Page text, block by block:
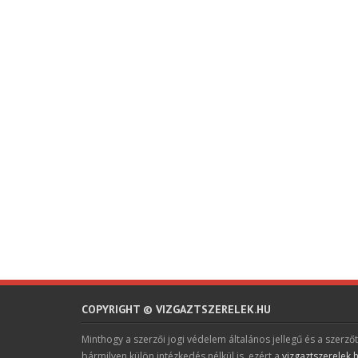
COPYRIGHT © VIZGAZTSZERELEK.HU
Minthogy a szerzői jogi védelem általános jellegű és a